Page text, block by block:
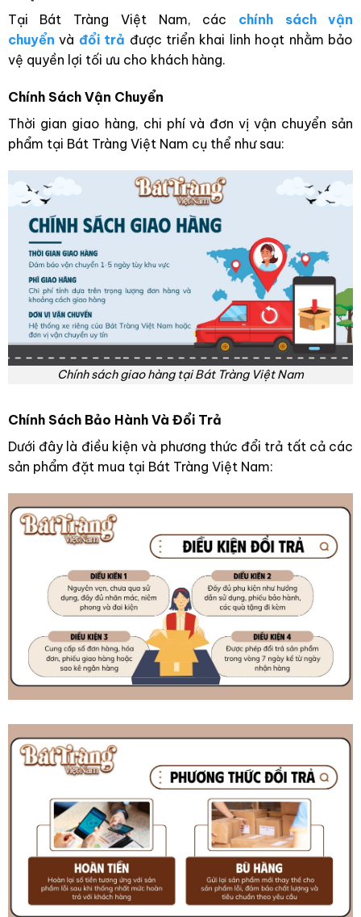
Tại Bát Tràng Việt Nam, các chính sách vận
chuyển và đổi trả được triển khai linh hoạt nhằm bảo
vệ quyền lợi tối ưu cho khách hàng.
Chính Sách Vận Chuyển
Thời gian giao hàng, chi phí và đơn vị vận chuyển sản
phẩm tại Bát Tràng Việt Nam cụ thể như sau:
Chính sách giao hàng tại Bát Tràng Việt Nam
Chính Sách Bảo Hành Và Đổi Trả
Dưới đây là điều kiện và phương thức đổi trả tất cả các
sản phẩm đặt mua tại Bát Tràng Việt Nam: